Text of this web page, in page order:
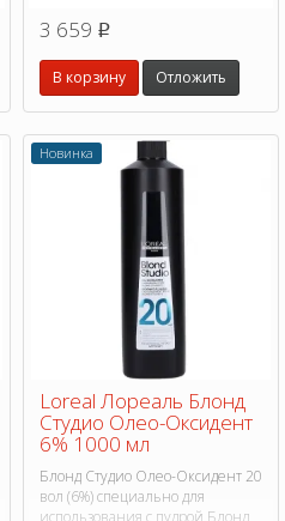
3 659 p
В корзину Отложить
Новинка
Loreal Лореаль Блонд
Студио Олео-Оксидент
6% 1000 мл
Блонд Студио Олео-Оксидент 20
вол (6%) специально для
использования с пудрой Блонд